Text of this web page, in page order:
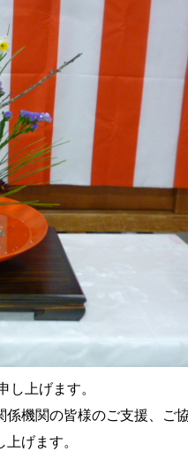
し上げます。
機関の皆様のご支援、ご
げます。